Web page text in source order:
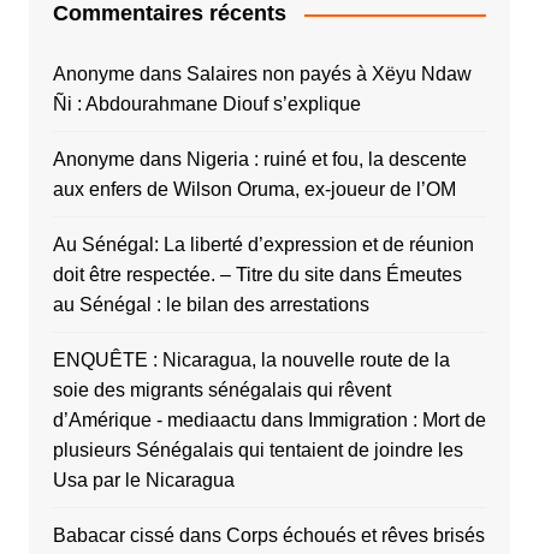
Commentaires récents
Anonymedans Salaires non payés à Xëyu Ndaw
Ñi : Abdourahmane Diouf s’explique
Anonymedans Nigeria : ruiné et fou, la descente
aux enfers de Wilson Oruma, ex-joueur de l’OM
Au Sénégal: La liberté d’expression et de réunion
doit être respectée. – Titre du sitedans Émeutes
au Sénégal : le bilan des arrestations
ENQUÊTE : Nicaragua, la nouvelle route de la
soie des migrants sénégalais qui rêvent
d’Amérique - mediaactu dans Immigration : Mort de
plusieurs Sénégalais qui tentaient de joindre les
Usa par le Nicaragua
Babacar cissédans Corps échoués et rêves brisés